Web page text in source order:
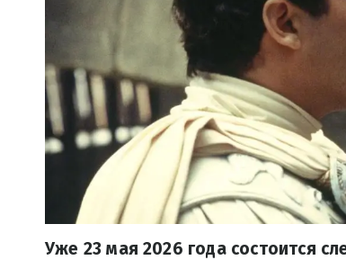
Уже 23 мая 2026 года состоится